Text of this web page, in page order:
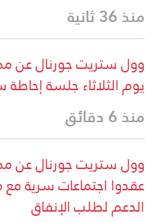
منذ 36 ثانية
وول ستريت جورنال عن
يوم الثلاثاء جلسة
منذ 6 دقائق
وول ستريت جورنال عن
عقدوا اجتماعات سرية
الدعم لطلب الإنفاق